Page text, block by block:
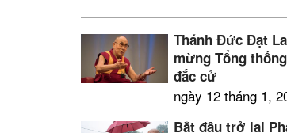
Thánh Đức Đạt
mừng Tổng
đắc cử
ngày 12 tháng 1,
Bắt đầu trở lại